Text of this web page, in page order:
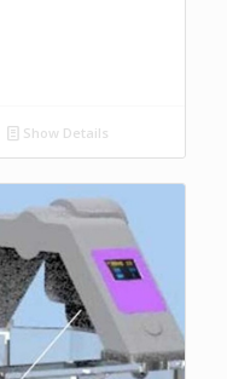
Show Details